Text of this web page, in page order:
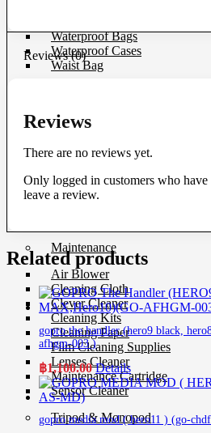
Waterproof Bags
Waterproof Cases
Waist Bag
Body Cap
Dry Cabinet
LCD Screen Protector
Silicone Case
Maintenance
Air Blower
Cleaning Cloth
Clever Cleaner
Cleaning Kits
Cleaning Paper
Film Cleaning Supplies
Lenses Cleaner
Maintenance Cartridge
Sensor Cleaner
Tripod & Monopod
Reviews (0)
Reviews
There are no reviews yet.
Only logged in customers who
leave a review.
Related products
gopro the handler (hero9 black,
afhgm-003 )
฿1,100.00 Details
gopro media mod ( hero11 ) (go-